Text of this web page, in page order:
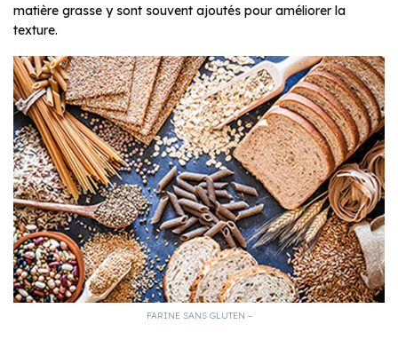
matière grasse y sont souvent ajoutés pour améliorer la
texture.
FARINE SANS GLUTEN –